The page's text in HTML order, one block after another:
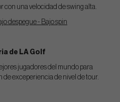
con una velocidad de swing alta.
despegue - Bajo spin
de LA Golf
jugadores del mundo para
exceperiencia de nivel de tour.